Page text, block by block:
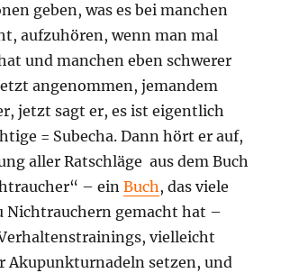
geben, was es bei manchen
aufzuhören, wenn man mal
und manchen eben schwerer
angenommen, jemandem
jetzt sagt er, es ist eigentlich
= Subecha. Dann hört er auf,
aller Ratschläge aus dem Buch
– einBuch, das viele
Nichtrauchern gemacht hat –
vielleicht
Akupunkturnadeln setzen, und